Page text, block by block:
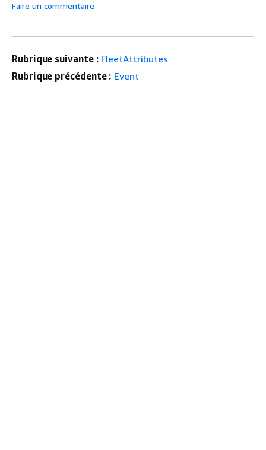
Faire un commentaire
Rubrique suivante : FleetAttributes
Rubrique précédente : Event